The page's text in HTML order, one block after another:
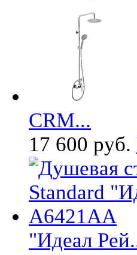
CRM...
17 600 руб.
"Идеал